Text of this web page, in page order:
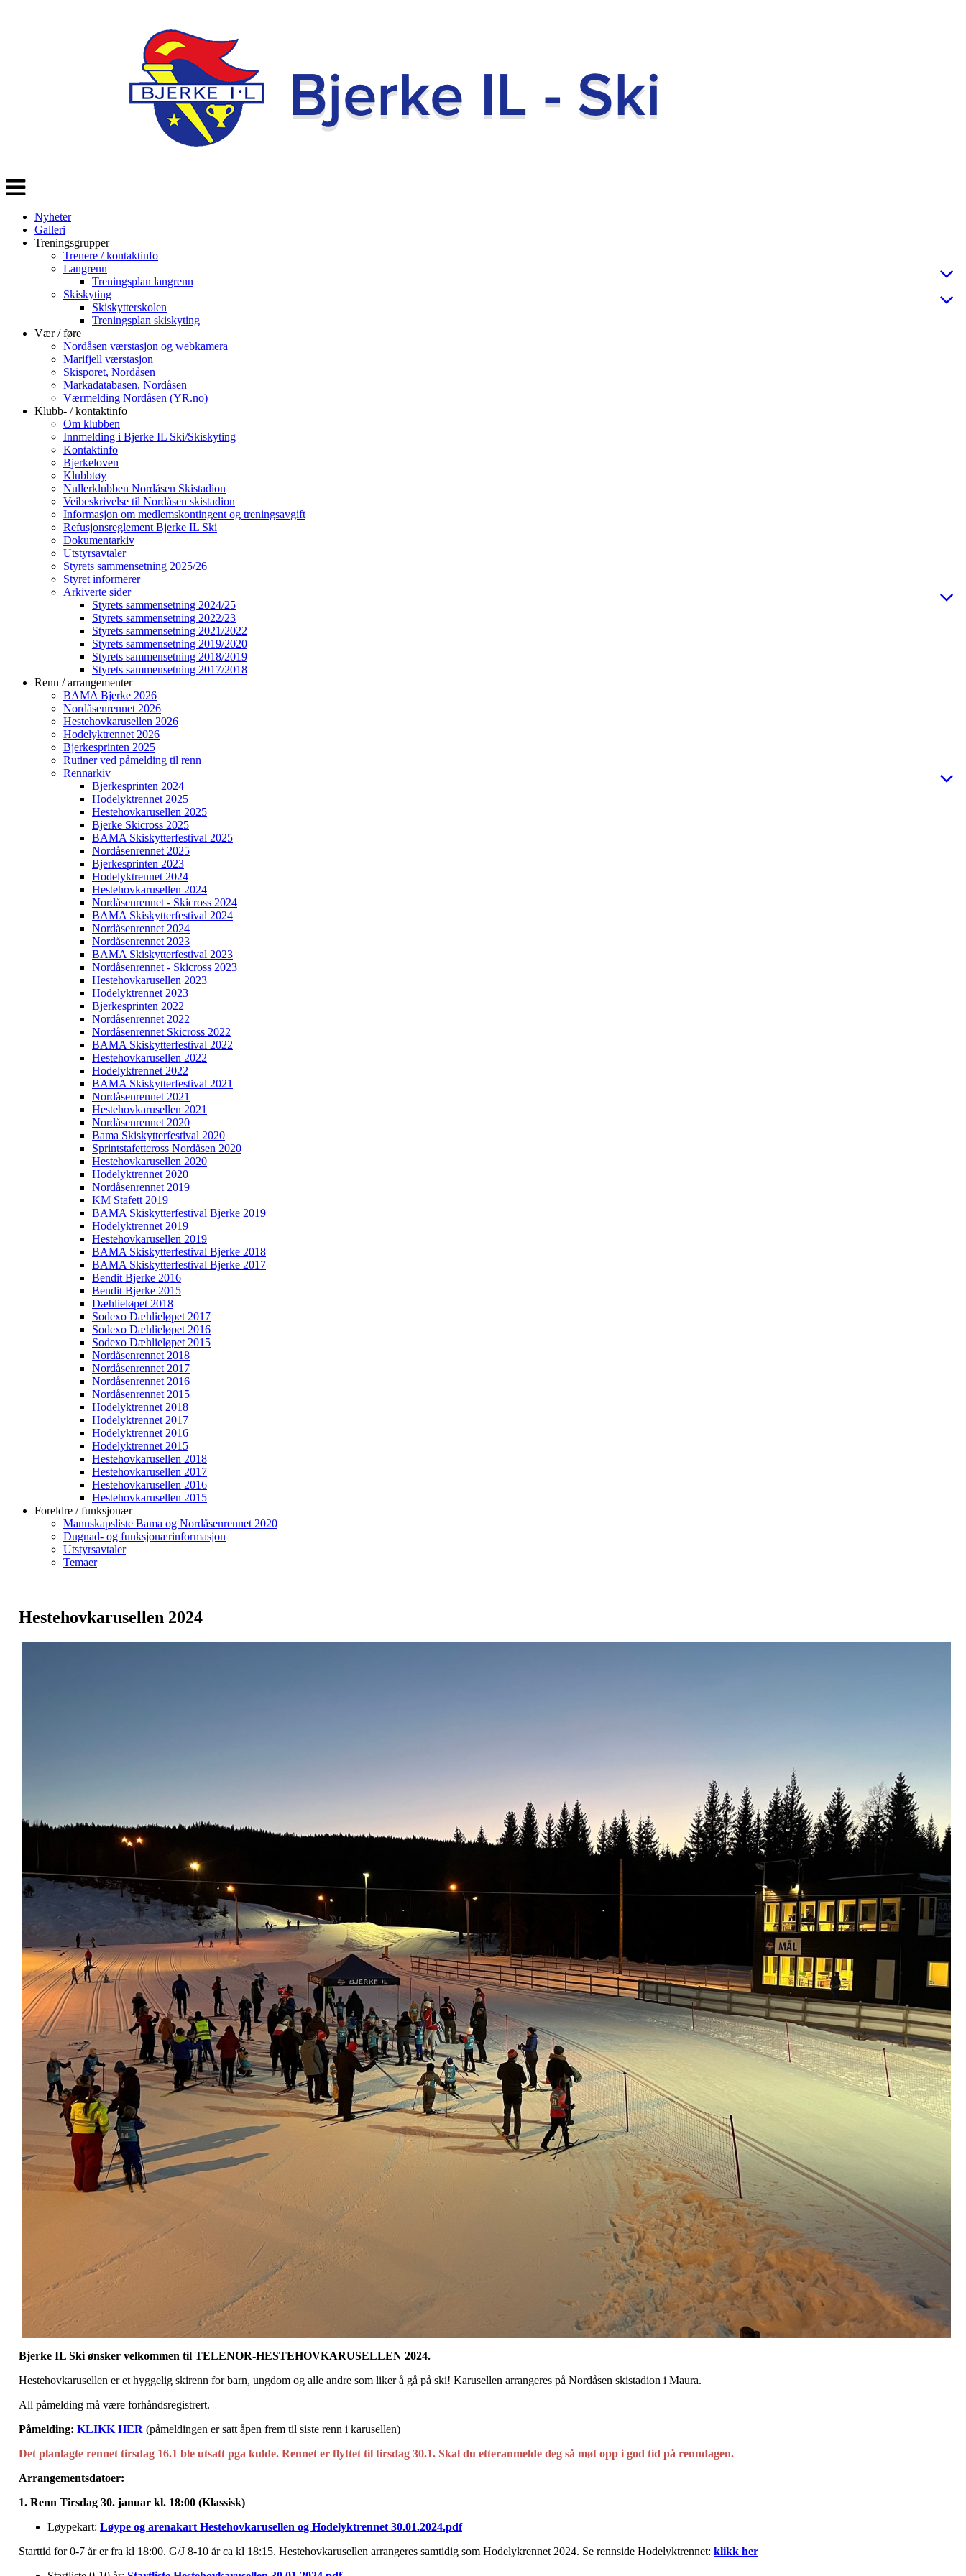
Veksle
navigasjon
Nyheter
Galleri
Treningsgrupper
Trenere / kontaktinfo
Langrenn
Treningsplan langrenn
Skiskyting
Skiskytterskolen
Treningsplan skiskyting
Vær / føre
Nordåsen værstasjon og webkamera
Marifjell værstasjon
Skisporet, Nordåsen
Markadatabasen, Nordåsen
Værmelding Nordåsen (YR.no)
Klubb- / kontaktinfo
Om klubben
Innmelding i Bjerke IL Ski/Skiskyting
Kontaktinfo
Bjerkeloven
Klubbtøy
Nullerklubben Nordåsen Skistadion
Veibeskrivelse til Nordåsen skistadion
Informasjon om medlemskontingent og treningsavgift
Refusjonsreglement Bjerke IL Ski
Dokumentarkiv
Utstyrsavtaler
Styrets sammensetning 2025/26
Styret informerer
Arkiverte sider
Styrets sammensetning 2024/25
Styrets sammensetning 2022/23
Styrets sammensetning 2021/2022
Styrets sammensetning 2019/2020
Styrets sammensetning 2018/2019
Styrets sammensetning 2017/2018
Renn / arrangementer
BAMA Bjerke 2026
Nordåsenrennet 2026
Hestehovkarusellen 2026
Hodelyktrennet 2026
Bjerkesprinten 2025
Rutiner ved påmelding til renn
Rennarkiv
Bjerkesprinten 2024
Hodelyktrennet 2025
Hestehovkarusellen 2025
Bjerke Skicross 2025
BAMA Skiskytterfestival 2025
Nordåsenrennet 2025
Bjerkesprinten 2023
Hodelyktrennet 2024
Hestehovkarusellen 2024
Nordåsenrennet - Skicross 2024
BAMA Skiskytterfestival 2024
Nordåsenrennet 2024
Nordåsenrennet 2023
BAMA Skiskytterfestival 2023
Nordåsenrennet - Skicross 2023
Hestehovkarusellen 2023
Hodelyktrennet 2023
Bjerkesprinten 2022
Nordåsenrennet 2022
Nordåsenrennet Skicross 2022
BAMA Skiskytterfestival 2022
Hestehovkarusellen 2022
Hodelyktrennet 2022
BAMA Skiskytterfestival 2021
Nordåsenrennet 2021
Hestehovkarusellen 2021
Nordåsenrennet 2020
Bama Skiskytterfestival 2020
Sprintstafettcross Nordåsen 2020
Hestehovkarusellen 2020
Hodelyktrennet 2020
Nordåsenrennet 2019
KM Stafett 2019
BAMA Skiskytterfestival Bjerke 2019
Hodelyktrennet 2019
Hestehovkarusellen 2019
BAMA Skiskytterfestival Bjerke 2018
BAMA Skiskytterfestival Bjerke 2017
Bendit Bjerke 2016
Bendit Bjerke 2015
Dæhlieløpet 2018
Sodexo Dæhlieløpet 2017
Sodexo Dæhlieløpet 2016
Sodexo Dæhlieløpet 2015
Nordåsenrennet 2018
Nordåsenrennet 2017
Nordåsenrennet 2016
Nordåsenrennet 2015
Hodelyktrennet 2018
Hodelyktrennet 2017
Hodelyktrennet 2016
Hodelyktrennet 2015
Hestehovkarusellen 2018
Hestehovkarusellen 2017
Hestehovkarusellen 2016
Hestehovkarusellen 2015
Foreldre / funksjonær
Mannskapsliste Bama og Nordåsenrennet 2020
Dugnad- og funksjonærinformasjon
Utstyrsavtaler
Temaer
Hestehovkarusellen 2024
Bjerke IL Ski ønsker velkommen til TELENOR-HESTEHOVKARUSELLEN 2024.
Hestehovkarusellen er et hyggelig skirenn for barn, ungdom og alle andre som liker å gå på ski! Karusellen arrangeres på Nordåsen skistadion i Maura.
All påmelding må være forhåndsregistrert.
Påmelding: KLIKK HER (påmeldingen er satt åpen frem til siste renn i karusellen)
Det planlagte rennet tirsdag 16.1 ble utsatt pga kulde. Rennet er flyttet til tirsdag 30.1. Skal du etteranmelde deg så møt opp i god tid på renndagen.
Arrangementsdatoer:
1. Renn Tirsdag 30. januar kl. 18:00 (Klassisk)
Løypekart: Løype og arenakart Hestehovkarusellen og Hodelyktrennet 30.01.2024.pdf
Starttid for 0-7 år er fra kl 18:00. G/J 8-10 år ca kl 18:15. Hestehovkarusellen arrangeres samtidig som Hodelykrennet 2024. Se rennside Hodelyktrennet: klikk her